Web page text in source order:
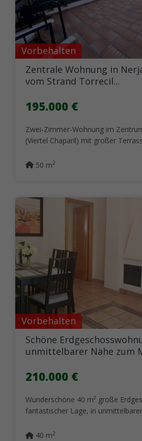
Vorbehalten
Zentrale Wohnung in
vom Strand Torrecil...
195.000 €
Zwei-Zimmer-Wohnung im
(Viertel Chaparil) mit großer
50 m2
Vorbehalten
Schöne
unmittelbarer Nähe zum
210.000 €
Wunderschöne 40 m² große
fantastischer Lage, in
40 m2